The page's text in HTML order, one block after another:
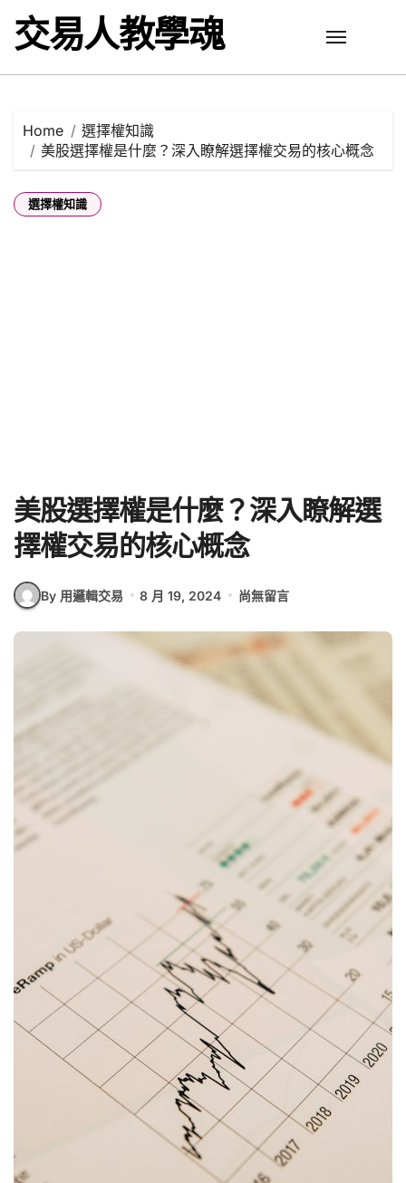
content
交易人教學魂
Home
選擇權知識
美股選擇權是什麼？深入瞭解選擇權交易的核心概念
選擇權知識
美股選擇權是什麼？深入瞭解選
擇權交易的核心概念
By 用邏輯交易 8 月 19, 2024 尚無留言